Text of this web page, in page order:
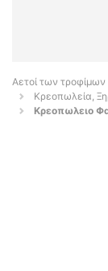
Αετοί των τροφίμων
Κρεοπωλεία,
Κρεοπωλειο